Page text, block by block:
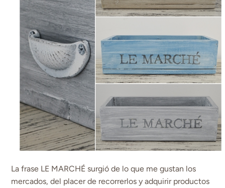
La frase LE MARCHÉ surgió de lo que me gustan los
mercados, del placer de recorrerlos y adquirir productos